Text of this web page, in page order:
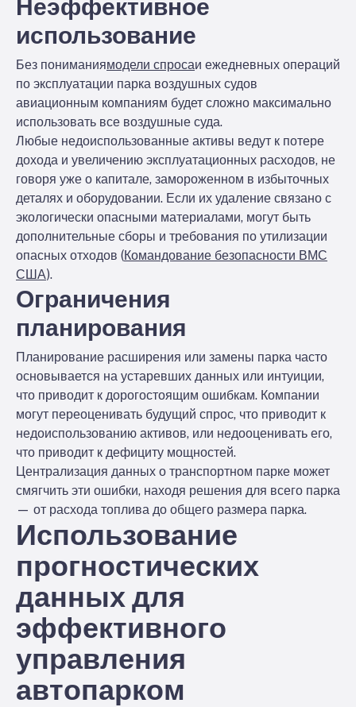
Неэффективное
использование
Без пониманиямодели спросаи ежедневных операций
по эксплуатации парка воздушных судов
авиационным компаниям будет сложно максимально
использовать все воздушные суда.
Любые недоиспользованные активы ведут к потере
дохода и увеличению эксплуатационных расходов, не
говоря уже о капитале, замороженном в избыточных
деталях и оборудовании. Если их удаление связано с
экологически опасными материалами, могут быть
дополнительные сборы и требования по утилизации
опасных отходов (Командование безопасности ВМС
США).
Ограничения
планирования
Планирование расширения или замены парка часто
основывается на устаревших данных или интуиции,
что приводит к дорогостоящим ошибкам. Компании
могут переоценивать будущий спрос, что приводит к
недоиспользованию активов, или недооценивать его,
что приводит к дефициту мощностей.
Централизация данных о транспортном парке может
смягчить эти ошибки, находя решения для всего парка
— от расхода топлива до общего размера парка.
Использование
прогностических
данных для
эффективного
управления
автопарком